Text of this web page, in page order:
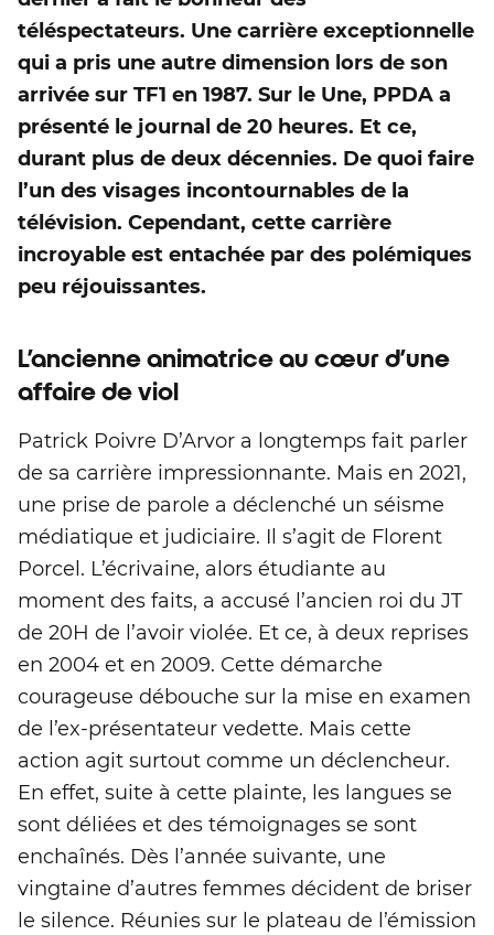
téléspectateurs. Une carrière exceptionnelle
qui a pris une autre dimension lors de son
arrivée sur TF1 en 1987. Sur le Une, PPDA a
présenté le journal de 20 heures. Et ce,
durant plus de deux décennies. De quoi faire
l’un des visages incontournables de la
télévision. Cependant, cette carrière
incroyable est entachée par des polémiques
peu réjouissantes.
L’ancienne animatrice au cœur d’une
affaire de viol
Patrick Poivre D’Arvor a longtemps fait parler
de sa carrière impressionnante. Mais en 2021,
une prise de parole a déclenché un séisme
médiatique et judiciaire. Il s’agit de Florent
Porcel. L’écrivaine, alors étudiante au
moment des faits, a accusé l’ancien roi du JT
de 20H de l’avoir violée. Et ce, à deux reprises
en 2004 et en 2009. Cette démarche
courageuse débouche sur la mise en examen
de l’ex-présentateur vedette. Mais cette
action agit surtout comme un déclencheur.
En effet, suite à cette plainte, les langues se
sont déliées et des témoignages se sont
enchaînés. Dès l’année suivante, une
vingtaine d’autres femmes décident de briser
le silence. Réunies sur le plateau de l’émission